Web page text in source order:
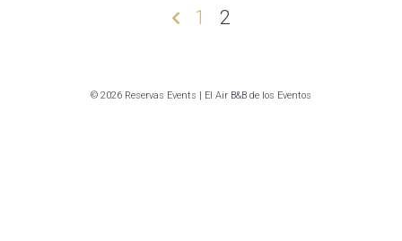
1 2
© 2026 Reservas Events | El Air B&B de los Eventos